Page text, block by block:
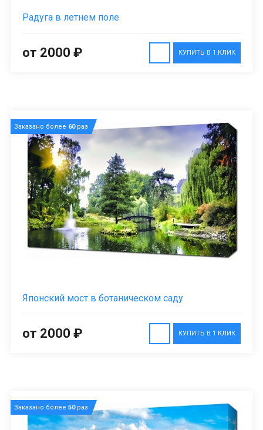
Радуга в летнем поле
КУПИТЬ В 1 КЛИК
от 2000 ₽
Заказано более 60раз
Японский мост в ботаническом саду
КУПИТЬ В 1 КЛИК
от 2000 ₽
Заказано более 50раз